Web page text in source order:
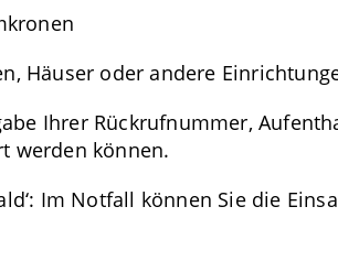
Häuser oder andere
Ihrer Rückrufnummer,
werden können.
Im Notfall können Sie die